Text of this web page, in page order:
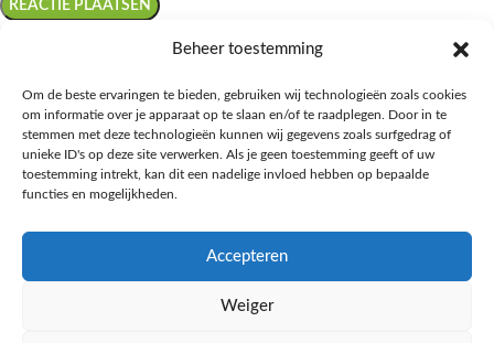
Beheer toestemming
Om de beste ervaringen te bieden, gebruiken wij technologieën zoals cookies
om informatie over je apparaat op te slaan en/of te raadplegen. Door in te
stemmen met deze technologieën kunnen wij gegevens zoals surfgedrag of
unieke ID's op deze site verwerken. Als je geen toestemming geeft of uw
toestemming intrekt, kan dit een nadelige invloed hebben op bepaalde
functies en mogelijkheden.
Accepteren
Weiger
Ontdek de beste keto-vriendelijke keuzes van Albert Heijn, verrijk je
kennis met onze diepgaande blogs over het keto-dieet, en deel jouw
favoriete keto recepten in onze bruisende online gemeenschap!